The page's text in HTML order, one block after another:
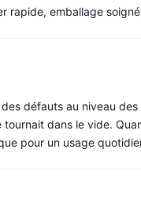
rapide, emballage
défauts au niveau
tournait dans le vide.
pour un usage